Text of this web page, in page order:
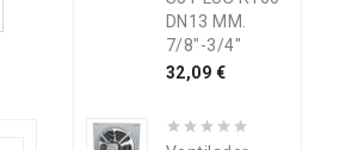
DN13 MM.
7/8"-3/4"
Precio
32,09 €